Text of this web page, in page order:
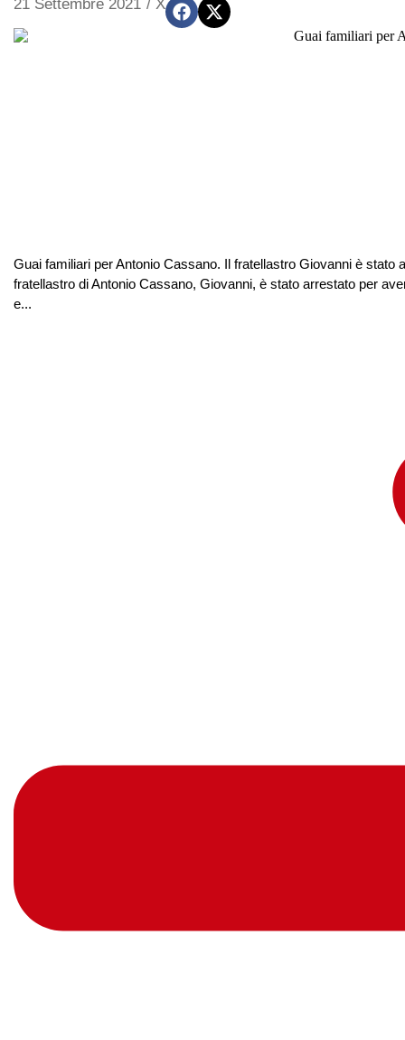
21 Settembre 2021 / X
Guai familiari per Antonio Cassano. Il fratellastro Giovanni è
fratellastro di Antonio Cassano, Giovanni, è stato arrestato per
e...